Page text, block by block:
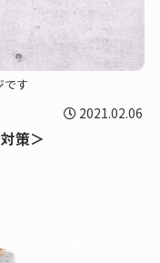
策＞
です
2021.02.06